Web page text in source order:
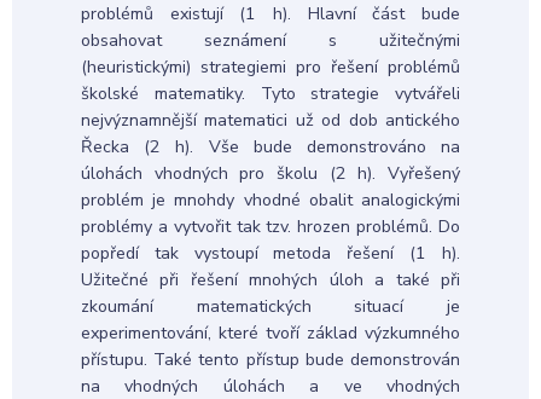
problémů existují (1 h). Hlavní část bude
obsahovat seznámení s užitečnými
(heuristickými) strategiemi pro řešení problémů
školské matematiky. Tyto strategie vytvářeli
nejvýznamnější matematici už od dob antického
Řecka (2 h). Vše bude demonstrováno na
úlohách vhodných pro školu (2 h). Vyřešený
problém je mnohdy vhodné obalit analogickými
problémy a vytvořit tak tzv. hrozen problémů. Do
popředí tak vystoupí metoda řešení (1 h).
Užitečné při řešení mnohých úloh a také při
zkoumání matematických situací je
experimentování, které tvoří základ výzkumného
přístupu. Také tento přístup bude demonstrován
na vhodných úlohách a ve vhodných